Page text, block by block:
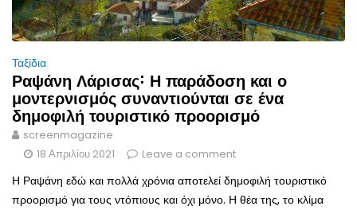
Ταξίδια
Ραψάνη Λάρισας˸ Η παράδοση και ο
μοντερνισμός συναντιούνται σε ένα
δημοφιλή τουριστικό προορισμό
screenmagazine
18 Απριλίου 2021
Leave a comment
Η Ραψάνη εδώ και πολλά χρόνια αποτελεί δημοφιλή τουριστικό
προορισμό για τους ντόπιους και όχι μόνο. Η θέα της, το κλίμα